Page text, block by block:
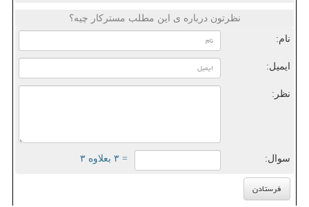
نظرتون درباره ی این مطلب مسترکار چیه؟
نام:
ایمیل:
نظر:
سوال: = ۳ بعلاوه ۳